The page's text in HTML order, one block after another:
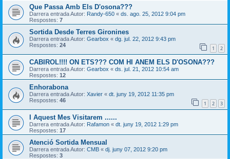
Que Passa Amb Els D'osona???
Darrera entrada Autor: Randy-650 « ds. ago. 25, 2012 9:04 pm
Respostes: 7
Sortida Desde Terres Gironines
Darrera entrada Autor: Gearbox « dg. jul. 22, 2012 9:43 pm
Respostes: 24 1 2
CABIROL!!!! ON ETS??? COM HI ANEM ELS D'OSONA???
Darrera entrada Autor: Gearbox « ds. jul. 21, 2012 10:54 am
Respostes: 12
Enhorabona
Darrera entrada Autor: Xavier « dt. juny 19, 2012 11:35 pm
Respostes: 46 1 2 3
I Aquest Mes Visitarem ......
Darrera entrada Autor: Rafamon « dt. juny 19, 2012 1:29 pm
Respostes: 17
Atenció Sortida Mensual
Darrera entrada Autor: CMB « dj. juny 07, 2012 9:20 pm
Respostes: 3